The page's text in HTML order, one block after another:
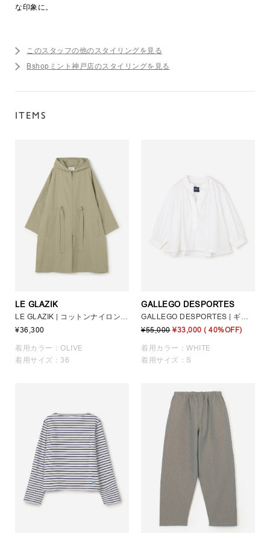
な印象に。
このスタッフの他のスタイリングを見る
Bshopミント神戸店のスタイリングを見る
ITEMS
LE GLAZIK
¥36,300
着用カラー：OLIVE
着用サイズ：36
GALLEGO DESPORTES
¥55,000 ¥33,000 ( 40%OFF)
着用カラー：WHITE
着用サイズ：S